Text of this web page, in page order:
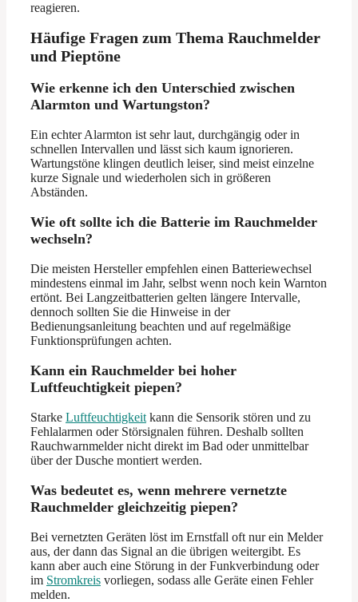
reagieren.
Häufige Fragen zum Thema Rauchmelder
und Pieptöne
Wie erkenne ich den Unterschied zwischen
Alarmton und Wartungston?
Ein echter Alarmton ist sehr laut, durchgängig oder in
schnellen Intervallen und lässt sich kaum ignorieren.
Wartungstöne klingen deutlich leiser, sind meist einzelne
kurze Signale und wiederholen sich in größeren
Abständen.
Wie oft sollte ich die Batterie im Rauchmelder
wechseln?
Die meisten Hersteller empfehlen einen Batteriewechsel
mindestens einmal im Jahr, selbst wenn noch kein Warnton
ertönt. Bei Langzeitbatterien gelten längere Intervalle,
dennoch sollten Sie die Hinweise in der
Bedienungsanleitung beachten und auf regelmäßige
Funktionsprüfungen achten.
Kann ein Rauchmelder bei hoher
Luftfeuchtigkeit piepen?
Starke Luftfeuchtigkeit kann die Sensorik stören und zu
Fehlalarmen oder Störsignalen führen. Deshalb sollten
Rauchwarnmelder nicht direkt im Bad oder unmittelbar
über der Dusche montiert werden.
Was bedeutet es, wenn mehrere vernetzte
Rauchmelder gleichzeitig piepen?
Bei vernetzten Geräten löst im Ernstfall oft nur ein Melder
aus, der dann das Signal an die übrigen weitergibt. Es
kann aber auch eine Störung in der Funkverbindung oder
im Stromkreis vorliegen, sodass alle Geräte einen Fehler
melden.